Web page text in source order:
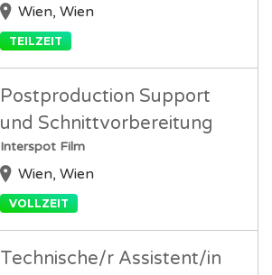
Wien, Wien
TEILZEIT
Postproduction Support
und Schnittvorbereitung
Interspot Film
Wien, Wien
VOLLZEIT
Technische/r Assistent/in